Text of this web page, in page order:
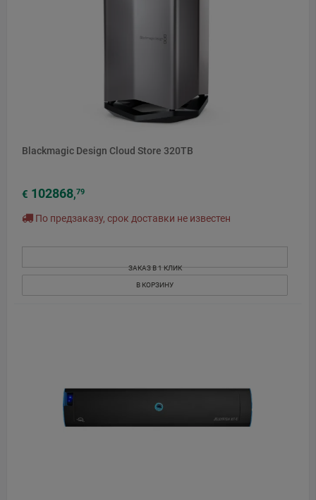
Blackmagic Design Cloud Store 320TB
€ 102868,79
По предзаказу, срок доставки не известен
ЗАКАЗ В 1 КЛИК
В КОРЗИНУ